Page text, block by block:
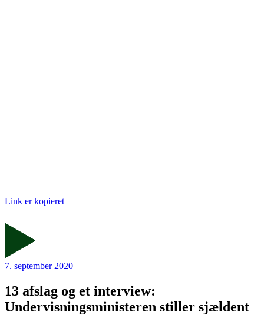
Link er kopieret
7. september 2020
13 afslag og et interview:
Undervisningsministeren stiller sjældent